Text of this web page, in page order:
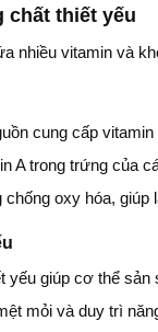
chất thiết yếu
nhiều vitamin và
cung cấp
A trong trứng của
chống oxy hóa,
yếu giúp cơ thể
mỏi và duy trì